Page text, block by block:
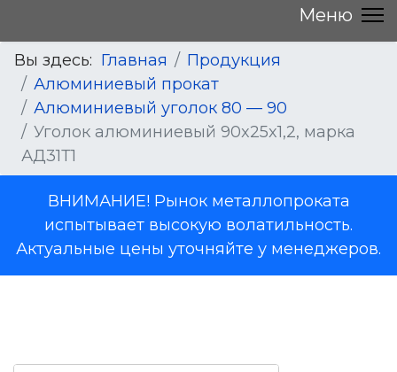
Вы здесь: Главная
Продукция
Алюминиевый прокат
Алюминиевый уголок 80 — 90
Уголок алюминиевый 90x25x1,2, марка
АД31Т1
ВНИМАНИЕ! Рынок металлопроката
испытывает высокую волатильность.
Актуальные цены уточняйте у менеджеров.